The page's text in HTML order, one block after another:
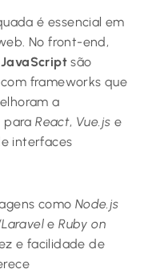
é essencial em
No front-end,
JavaScript são
frameworks que
a
paraReact, Vue.js e
interfaces
como Node.js
Laravel eRuby on
e facilidade de